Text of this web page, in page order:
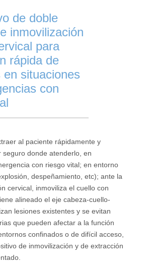
de doble
inmovilización
para
rápida de
en situaciones
con
al paciente rápidamente y
seguro donde atenderlo, en
con riesgo vital; en entorno
despeñamiento, etc); ante la
cervical, inmoviliza el cuello con
alineado el eje cabeza-cuello-
lesiones existentes y se evitan
que pueden afectar a la función
confinados o de difícil acceso,
de inmovilización y de extracción